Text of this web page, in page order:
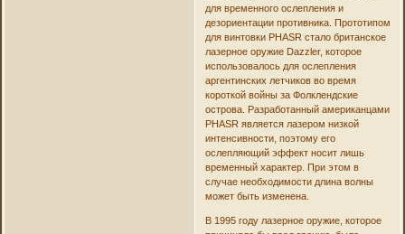
для временного ослепления и
дезориентации противника. Прототипом
для винтовки PHASR стало британское
лазерное оружие Dazzler, которое
использовалось для ослепления
аргентинских летчиков во время
короткой войны за Фолклендские
острова. Разработанный американцами
PHASR является лазером низкой
интенсивности, поэтому его
ослепляющий эффект носит лишь
временный характер. При этом в
случае необходимости длина волны
может быть изменена.
В 1995 году лазерное оружие, которое